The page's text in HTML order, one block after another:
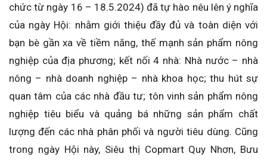
chức từ ngày 16 – 18.5.2024) đã tự hào nêu lên ý nghĩa
của ngày Hội: nhằm giới thiệu đầy đủ và toàn diện với
bạn bè gần xa về tiềm năng, thế mạnh sản phẩm nông
nghiệp của địa phương; kết nối 4 nhà: Nhà nước – nhà
nông – nhà doanh nghiệp – nhà khoa học; thu hút sự
quan tâm của các nhà đầu tư; tôn vinh sản phẩm nông
nghiệp tiêu biểu và quảng bá những sản phẩm chất
lượng đến các nhà phân phối và người tiêu dùng. Cũng
trong ngày Hội này, Siêu thị Copmart Quy Nhơn, Bưu